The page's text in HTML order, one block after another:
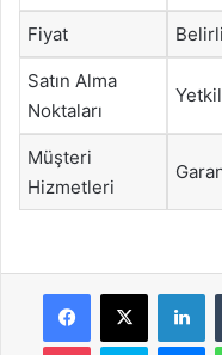
Fiyat
Satın Alma
Noktaları
Müşteri
Hizmetleri
Facebook
X
Pocket Skype